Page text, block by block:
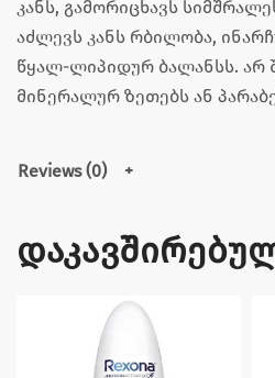
კანს, გამორიცხავს
აძლევს კანს რბილობა,
წყალ-ლიპიდურ ბალანსს. არ
მინერალურ ზეთებს ან
Reviews (0)